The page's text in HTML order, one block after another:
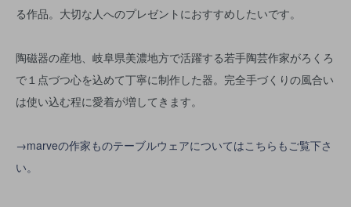
る作品。大切な人へのプレゼントにおすすめしたいです。
陶磁器の産地、岐阜県美濃地方で活躍する若手陶芸作家がろくろ
で１点づつ心を込めて丁寧に制作した器。完全手づくりの風合い
は使い込む程に愛着が増してきます。
→marveの作家ものテーブルウェアについてはこちらもご覧下さ
い。